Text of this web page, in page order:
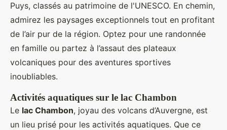
Puys, classés au patrimoine de l'UNESCO. En chemin,
admirez les paysages exceptionnels tout en profitant
de l’air pur de la région. Optez pour une randonnée
en famille ou partez à l’assaut des plateaux
volcaniques pour des aventures sportives
inoubliables.
Activités aquatiques sur le lac Chambon
Le lac Chambon, joyau des volcans d’Auvergne, est
un lieu prisé pour les activités aquatiques. Que ce